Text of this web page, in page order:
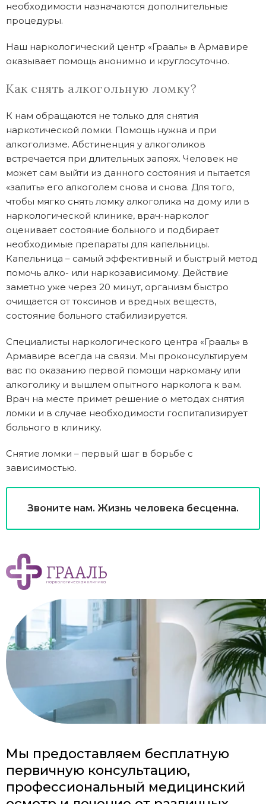
необходимости назначаются дополнительные
процедуры.
Наш наркологический центр «Грааль» в Армавире
оказывает помощь анонимно и круглосуточно.
Как снять алкогольную ломку?
К нам обращаются не только для снятия
наркотической ломки. Помощь нужна и при
алкоголизме. Абстиненция у алкоголиков
встречается при длительных запоях. Человек не
может сам выйти из данного состояния и пытается
«залить» его алкоголем снова и снова. Для того,
чтобы мягко снять ломку алкоголика на дому или в
наркологической клинике, врач-нарколог
оценивает состояние больного и подбирает
необходимые препараты для капельницы.
Капельница – самый эффективный и быстрый метод
помочь алко- или наркозависимому. Действие
заметно уже через 20 минут, организм быстро
очищается от токсинов и вредных веществ,
состояние больного стабилизируется.
Специалисты наркологического центра «Грааль» в
Армавире всегда на связи. Мы проконсультируем
вас по оказанию первой помощи наркоману или
алкоголику и вышлем опытного нарколога к вам.
Врач на месте примет решение о методах снятия
ломки и в случае необходимости госпитализирует
больного в клинику.
Снятие ломки – первый шаг в борьбе с
зависимостью.
Звоните нам. Жизнь человека бесценна.
Мы предоставляем бесплатную
первичную консультацию,
профессиональный медицинский